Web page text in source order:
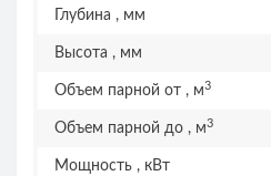
Глубина , мм
Высота , мм
Объем парной от , м3
Объем парной до , м3
Мощность , кВт